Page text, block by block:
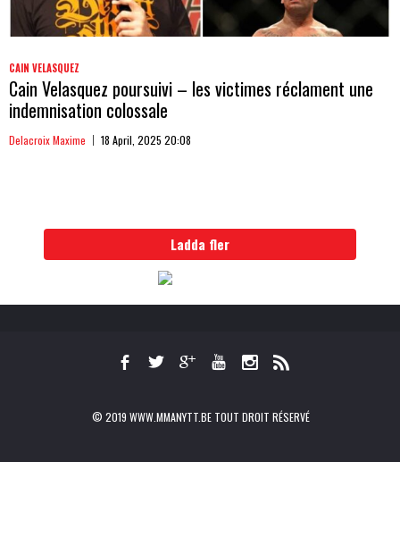
CAIN VELASQUEZ
Cain Velasquez poursuivi – les victimes réclament une
indemnisation colossale
Delacroix Maxime 18 April, 2025 20:08
Ladda fler
© 2019 WWW.MMANYTT.BE TOUT DROIT RÉSERVÉ